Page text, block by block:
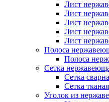
Лист
Лист
Лист
Лист
Лист
Полоса
Полоса
Сетка
Сетка
Сетка
Уголок из